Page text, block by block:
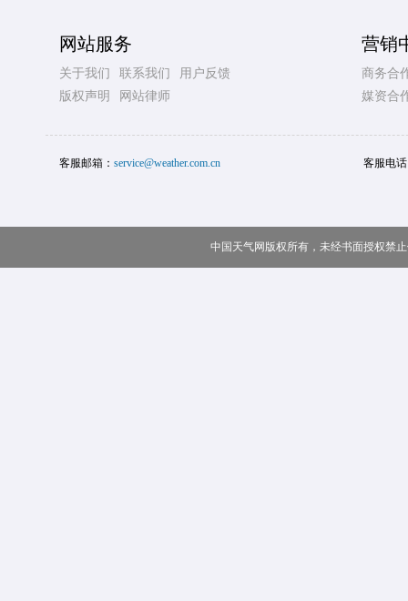
网站服务
关于我们 联系我们
用户反馈
版权声明
网站律师
营销
商务合
媒资合
客服邮箱： service@weather.com.cn 客服电
中国天气网版权所有，未经书面授权